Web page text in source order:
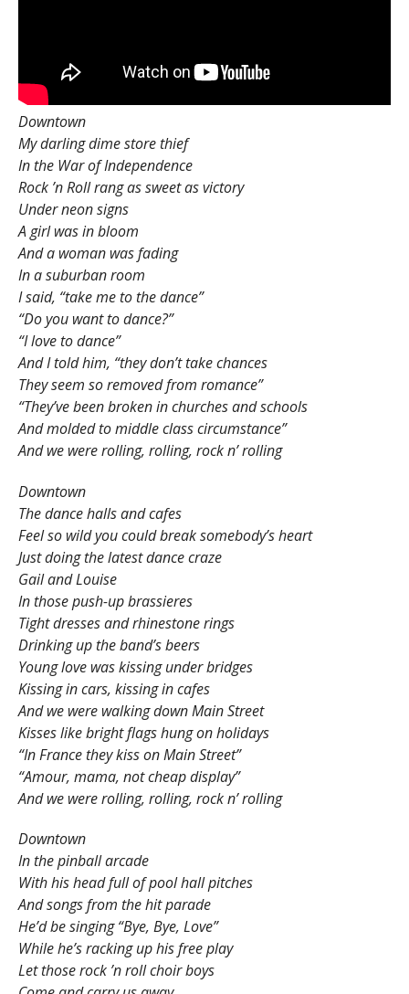
Downtown
My darling dime store thief
In the War of Independence
Rock ’n Roll rang as sweet as victory
Under neon signs
A girl was in bloom
And a woman was fading
In a suburban room
I said, “take me to the dance”
“Do you want to dance?”
“I love to dance”
And I told him, “they don’t take chances
They seem so removed from romance”
“They’ve been broken in churches and schools
And molded to middle class circumstance”
And we were rolling, rolling, rock n’ rolling
Downtown
The dance halls and cafes
Feel so wild you could break somebody’s heart
Just doing the latest dance craze
Gail and Louise
In those push-up brassieres
Tight dresses and rhinestone rings
Drinking up the band’s beers
Young love was kissing under bridges
Kissing in cars, kissing in cafes
And we were walking down Main Street
Kisses like bright flags hung on holidays
“In France they kiss on Main Street”
“Amour, mama, not cheap display”
And we were rolling, rolling, rock n’ rolling
Downtown
In the pinball arcade
With his head full of pool hall pitches
And songs from the hit parade
He’d be singing “Bye, Bye, Love”
While he’s racking up his free play
Let those rock ’n roll choir boys